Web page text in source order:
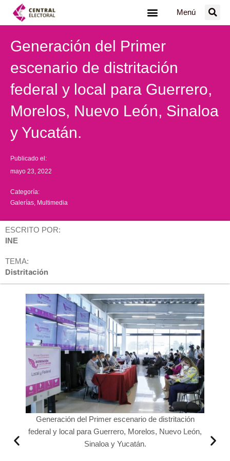
Menú
Generación del Primer
escenario de distritación
federal y local para Guerrero,
Morelos, Nuevo León, Sinaloa
y Yucatán.
Publicado el:
mayo 23, 2022
Categoría:
Galerías Multimedia
ESCRITO POR:
INE
TEMA:
Distritación
Generación del Primer escenario de distritación
federal y local para Guerrero, Morelos, Nuevo León,
Sinaloa y Yucatán.